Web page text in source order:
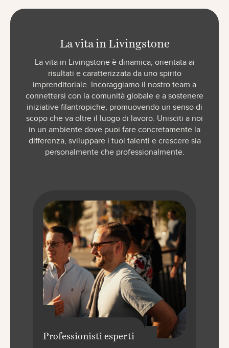
La vita in Livingstone
La vita in Livingstone è dinamica, orientata ai
risultati e caratterizzata da uno spirito
imprenditoriale. Incoraggiamo il nostro team a
connettersi con la comunità globale e a sostenere
iniziative filantropiche, promuovendo un senso di
scopo che va oltre il luogo di lavoro. Unisciti a noi
in un ambiente dove puoi fare concretamente la
differenza, sviluppare i tuoi talenti e crescere sia
personalmente che professionalmente.
Professionisti esperti